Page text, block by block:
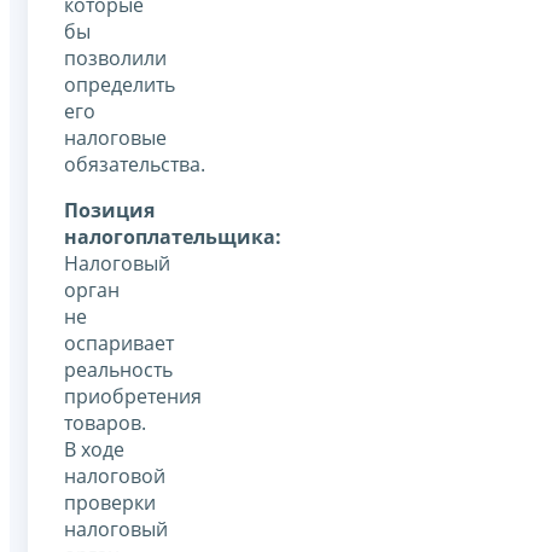
бы
позволили
определить
его
налоговые
обязательства.
Позиция
налогоплательщика:
Налоговый
орган
не
оспаривает
реальность
приобретения
товаров.
В ходе
налоговой
проверки
налоговый